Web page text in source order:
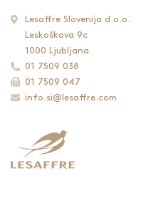
Lesaffre Slovenija d.o.o.
Leskoškova 9c
1000 Ljubljana
01 7509 038
01 7509 047
info.si@lesaffre.com